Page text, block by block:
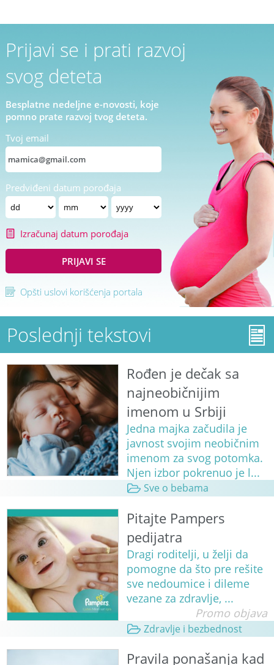
Prijavi se i prati razvoj
svog deteta
Besplatne nedeljne e-novosti, koje
pomno prate razvoj tvog deteta.
Tvoj email
Predviđeni datum porođaja
Izračunaj datum porođaja
PRIJAVI SE
Opšti uslovi korišćenja portala
Poslednji tekstovi
Rođen je dečak sa
najneobičnijim
imenom u Srbiji
Jedna majka začudila je
javnost svojim neobičnim
imenom za svog potomka.
Njen izbor pokrenuo je l...
Sve o bebama
Pitajte Pampers
pedijatra
Dragi roditelji, u želji da
pomogne da što pre rešite
sve nedoumice i dileme
vezane za zdravlje, ...
Promo objava
Zdravlje i bezbednost
Pravila ponašanja kad